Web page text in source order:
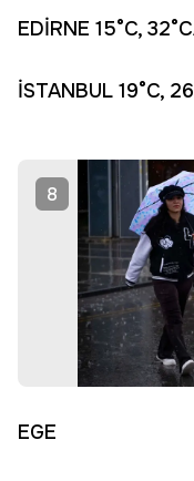
EDİRNE 15°C,
İSTANBUL 19°C,
8
EGE